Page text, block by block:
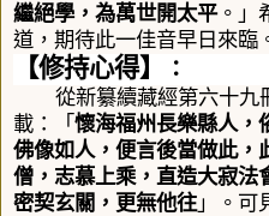
繼絕學，為萬世開太平。」
道，期待此一佳音早日來臨
【修持心得】 ：
從新纂續藏經第六十九
載：「 懷海福州長樂縣人，
佛像如人，便言後當做此，
僧，志慕上乘，直造大寂法
密契玄關，更無他往」。可